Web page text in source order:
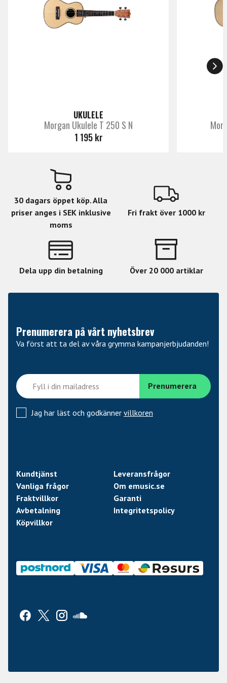
UKULELE
Morgan Ukulele T 250 S N
1 195 kr
30 dagars öppet köp. Alla
priser anges i SEK inklusive
moms
Fri frakt över 1000 kr
Dela upp din betalning Över 20 000 artiklar
Prenumerera på vårt nyhetsbrev
Va först att ta del av våra grymma kampanjerbjudanden!
Jag har läst och godkänner villkoren
Kundtjänst
Leveransfrågor
Vanliga frågor
Om emusic.se
Fraktvillkor
Garanti
Avbetalning
Integritetspolicy
Köpvillkor